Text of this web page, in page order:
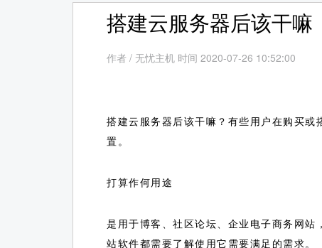
搭建云服务器后该干嘛
作者 / 无忧主机 时间 2020-07-26 10:52:00
搭建云服务器后该干嘛？有些用户在购买
置。
打算作何用途
是用于博客、社区论坛、企业电子商务网
站软件都需要了解使用它需要满足的需求。